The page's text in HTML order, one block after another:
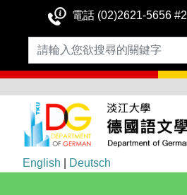
電話 (02)2621-5656
English Deutsch